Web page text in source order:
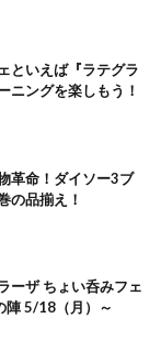
といえば『ラテグラ
ニングを楽しもう！
革命！ダイソー3ブ
の品揃え！
ーザ ちょい呑みフェ
陣 5/18（月）～